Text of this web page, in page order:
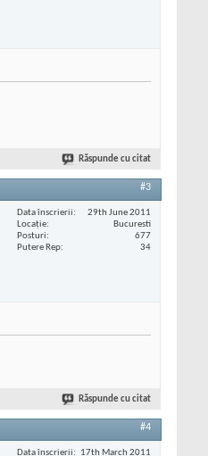
Răspunde cu citat
#3
Data înscrierii
29th June 2011
Locaţie
Bucuresti
Posturi
677
Putere Rep
34
Răspunde cu citat
#4
Data înscrierii
17th March 2011